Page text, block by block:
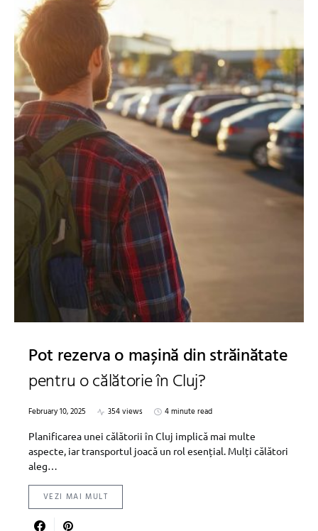
Pot rezerva o mașină din străinătate
pentru o călătorie în Cluj?
February 10, 2025 354 views
4 minute read
Planificarea unei călătorii în Cluj implică mai multe
aspecte, iar transportul joacă un rol esențial. Mulți călători
aleg…
VEZI MAI MULT